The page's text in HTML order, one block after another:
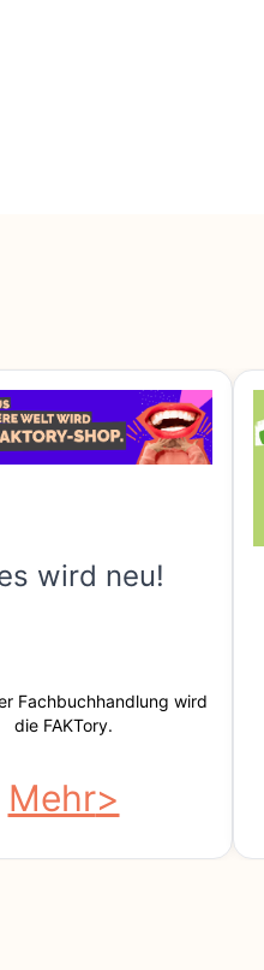
wird neu!
Fachbuchhandlung wird
die FAKTory.
Mehr